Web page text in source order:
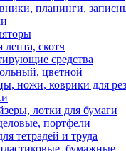
планинги,
лента, скотч
средства
цветной
ножи, коврики для
лотки для бумаги
портфели
тетрадей и труда
бумажные